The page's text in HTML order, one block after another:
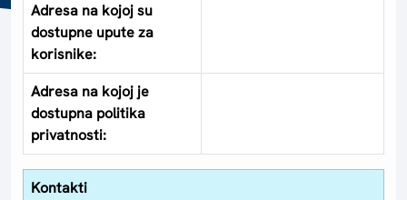
Adresa na kojoj su
dostupne upute za
korisnike:
Adresa na kojoj je
dostupna politika
privatnosti:
Kontakti